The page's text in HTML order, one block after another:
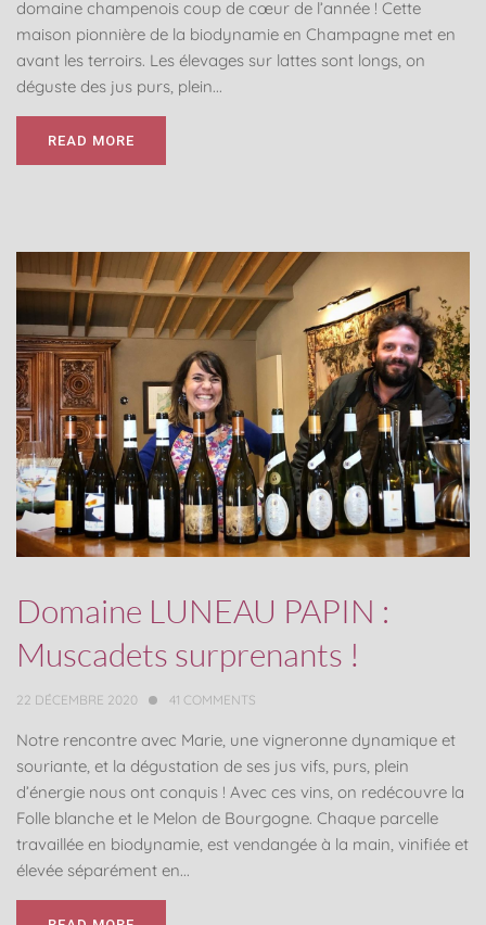
domaine champenois coup de cœur de l’année ! Cette
maison pionnière de la biodynamie en Champagne met en
avant les terroirs. Les élevages sur lattes sont longs, on
déguste des jus purs, plein...
READ MORE
Domaine LUNEAU PAPIN :
Muscadets surprenants !
22 DÉCEMBRE 2020 41 COMMENTS
Notre rencontre avec Marie, une vigneronne dynamique et
souriante, et la dégustation de ses jus vifs, purs, plein
d’énergie nous ont conquis ! Avec ces vins, on redécouvre la
Folle blanche et le Melon de Bourgogne. Chaque parcelle
travaillée en biodynamie, est vendangée à la main, vinifiée et
élevée séparément en...